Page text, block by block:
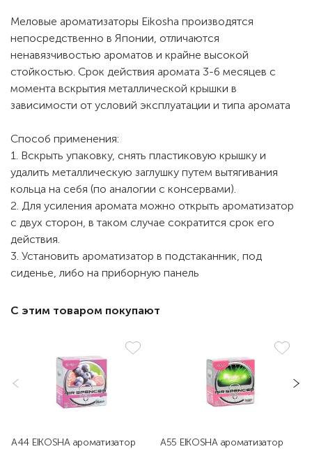
Меловые ароматизаторы Eikosha производятся
непосредственно в Японии, отличаются
ненавязчивостью ароматов и крайне высокой
стойкостью. Срок действия аромата 3-6 месяцев с
момента вскрытия металлической крышки в
зависимости от условий эксплуатации и типа аромата
Способ применения:
1. Вскрыть упаковку, снять пластиковую крышку и
удалить металлическую заглушку путем вытягивания
кольца на себя (по аналогии с консервами).
2. Для усиления аромата можно открыть ароматизатор
с двух сторон, в таком случае сократится срок его
действия.
3. Установить ароматизатор в подстаканник, под
сиденье, либо на приборную панель
С этим товаром покупают
A44 EIKOSHA ароматизатор
A55 EIKOSHA ароматизатор